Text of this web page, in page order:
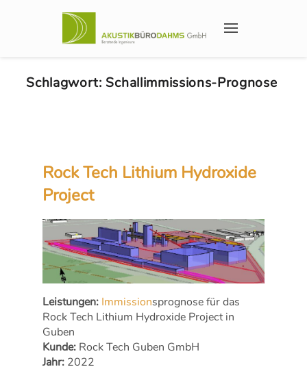
Schlagwort: Schallimmissions-Prognose
Rock Tech Lithium Hydroxide
Project
Leistungen: Immissionsprognose für das
Rock Tech Lithium Hydroxide Project in
Guben
Kunde: Rock Tech Guben GmbH
Jahr: 2022